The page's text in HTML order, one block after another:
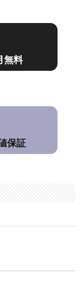
無料
保証